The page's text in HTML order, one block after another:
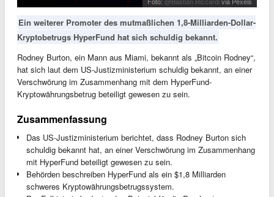
Ein weiterer Promoter des mutmaßlichen 1,8-Milliarden-Dollar-
Kryptobetrugs HyperFund hat sich schuldig bekannt.
Rodney Burton, ein Mann aus Miami, bekannt als „Bitcoin Rodney“,
hat sich laut dem US-Justizministerium schuldig bekannt, an einer
Verschwörung im Zusammenhang mit dem HyperFund-
Kryptowährungsbetrug beteiligt gewesen zu sein.
Zusammenfassung
Das US-Justizministerium berichtet, dass Rodney Burton sich
schuldig bekannt hat, an einer Verschwörung im Zusammenhang
mit HyperFund beteiligt gewesen zu sein.
Behörden beschreiben HyperFund als ein $1,8 Milliarden
schweres Kryptowährungsbetrugssystem.